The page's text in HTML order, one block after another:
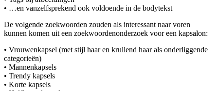
• …en vanzelfsprekend ook voldoende in de bodytekst
De volgende zoekwoorden zouden als interessant naar voren
kunnen komen uit een zoekwoordenonderzoek voor een kapsalon:
• Vrouwenkapsel (met stijl haar en krullend haar als onderliggende
categorieën)
• Mannenkapsels
• Trendy kapsels
• Korte kapsels